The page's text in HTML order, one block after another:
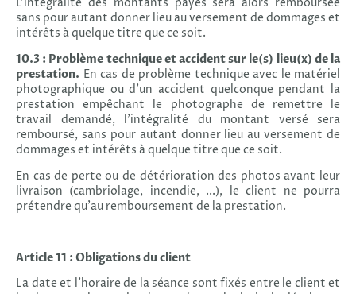
L'intégralité des montants payés sera alors remboursée
sans pour autant donner lieu au versement de dommages et
intérêts à quelque titre que ce soit.
10.3 : Problème technique et accident sur le(s) lieu(x) de la
prestation. En cas de problème technique avec le matériel
photographique ou d’un accident quelconque pendant la
prestation empêchant le photographe de remettre le
travail demandé, l’intégralité du montant versé sera
remboursé, sans pour autant donner lieu au versement de
dommages et intérêts à quelque titre que ce soit.
En cas de perte ou de détérioration des photos avant leur
livraison (cambriolage, incendie, ...), le client ne pourra
prétendre qu’au remboursement de la prestation.
Article 11 : Obligations du client
La date et l’horaire de la séance sont fixés entre le client et